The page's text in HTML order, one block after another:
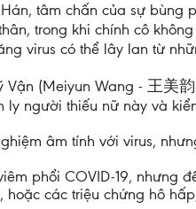
tâm chấn của sự bùng
trong khi chính cô
virus có thể lây lan từ
(Meiyun Wang - 王美
người thiếu nữ này và
âm tính với virus,
phổi COVID-19, nhưng
các triệu chứng hô